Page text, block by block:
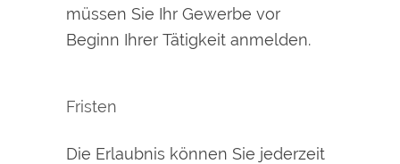
müssen Sie Ihr Gewerbe vor
Beginn Ihrer Tätigkeit anmelden.
Fristen
Die Erlaubnis können Sie jederzeit